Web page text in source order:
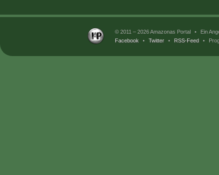
© 2011 – 2026 Amazonas Portal •
Ein
Facebook
• Twitter • RSS-Feed •